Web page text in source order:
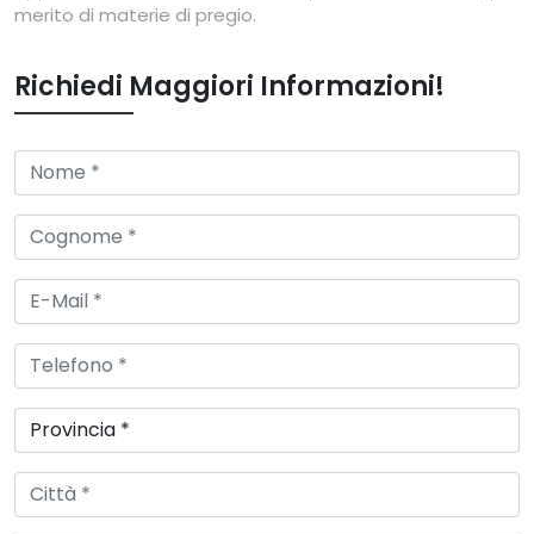
merito di materie di pregio.
Richiedi Maggiori Informazioni!